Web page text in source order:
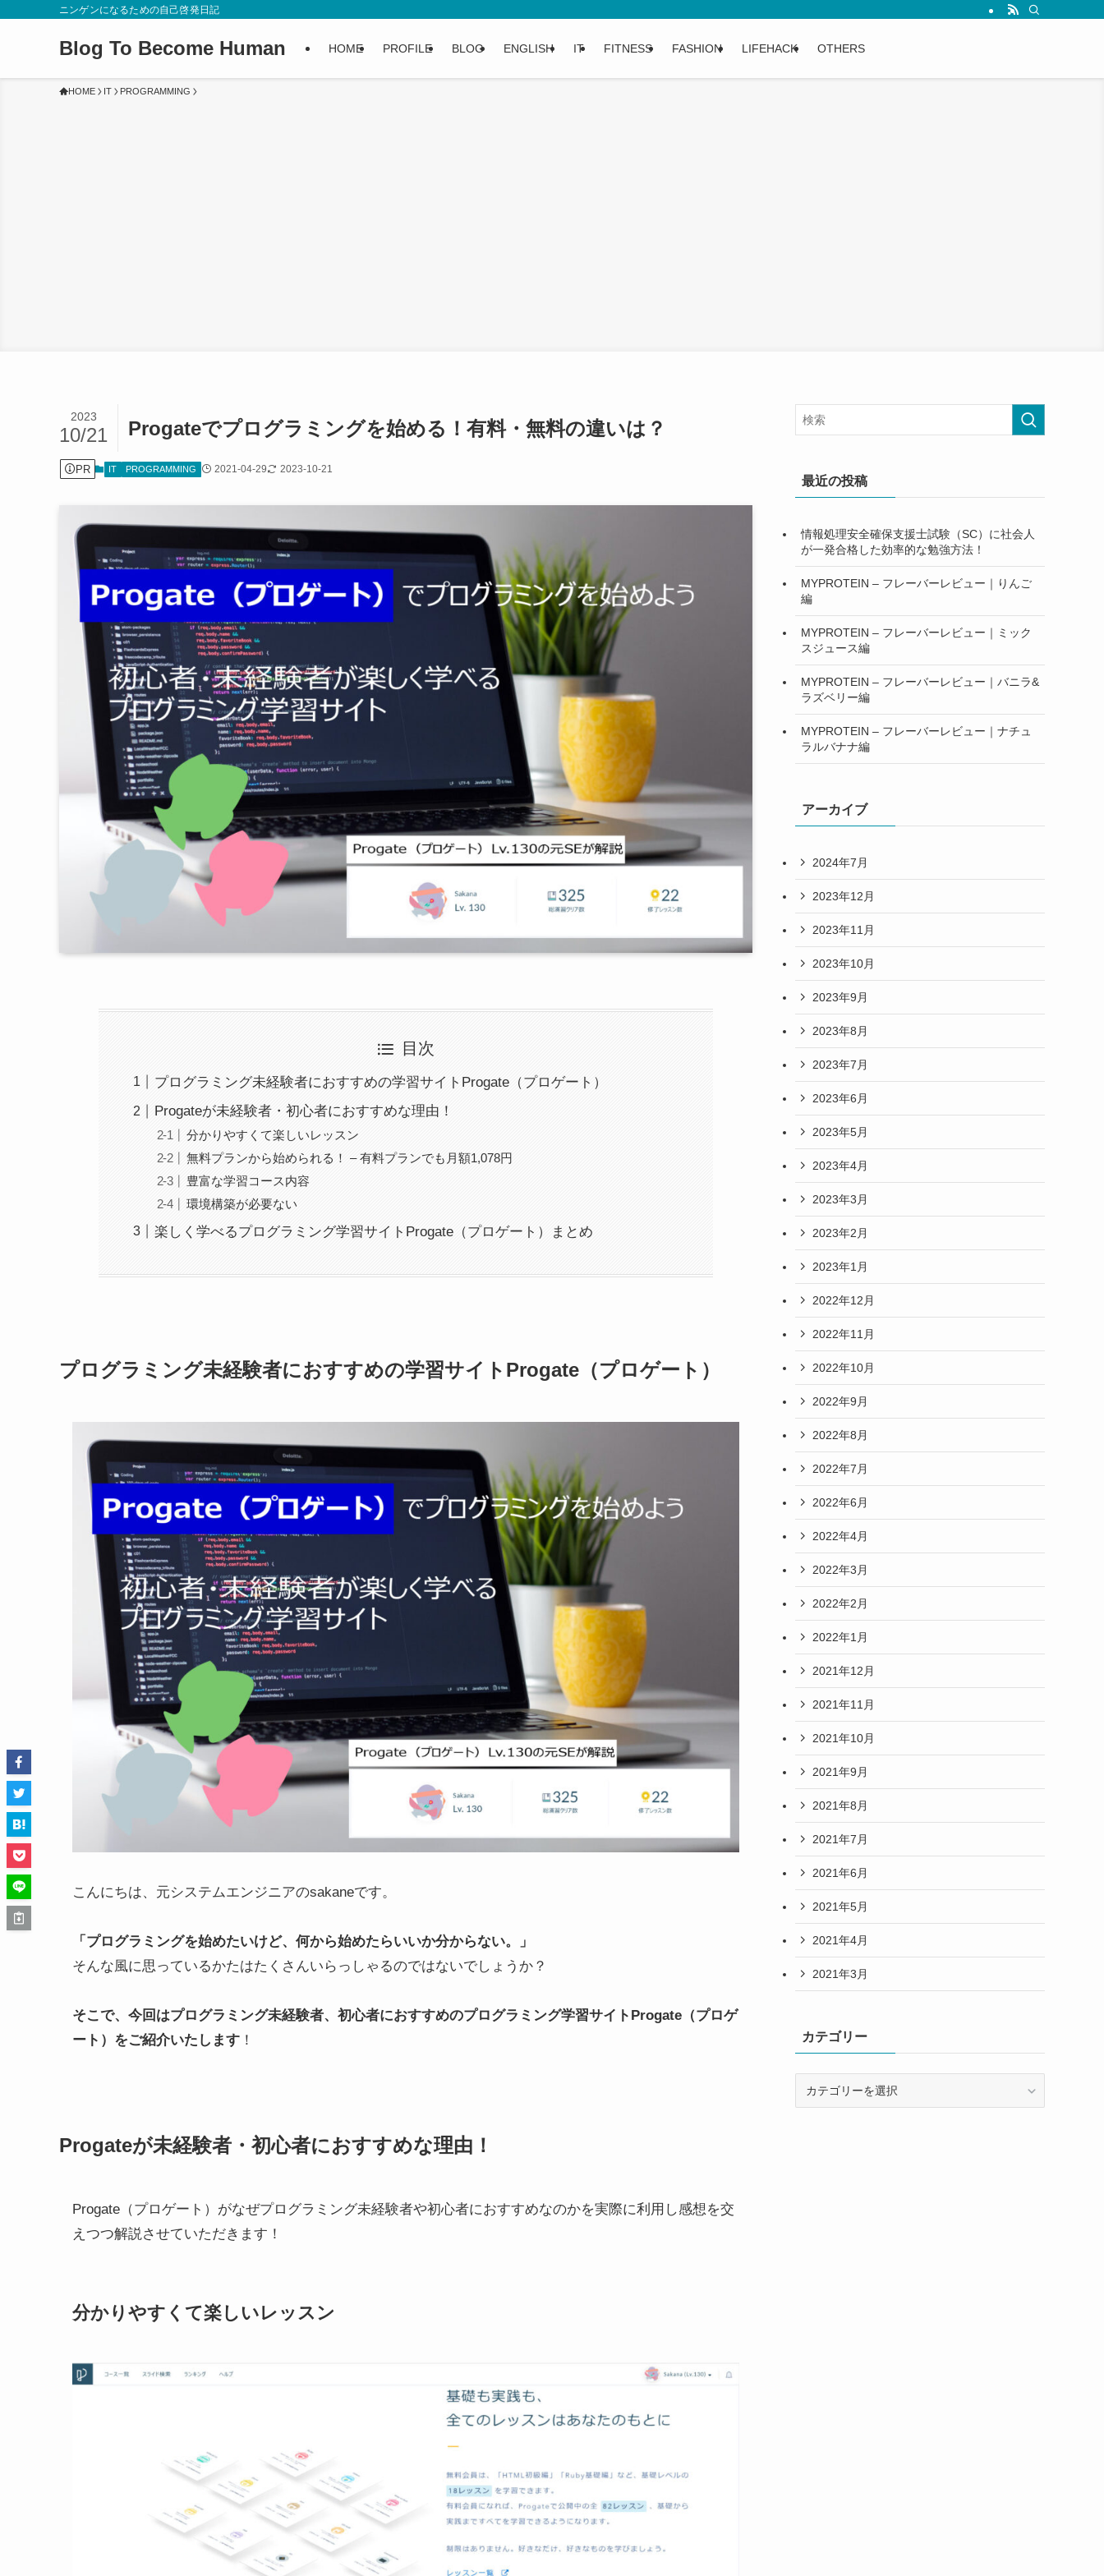
ニンゲンになるための自己啓発日記
Blog To Become Human HOME PROFILE BLOG ENGLISH IT FITNESS FASHION LIFEHACK OTHERS
HOME IT PROGRAMMING
Progateでプログラミングを始める！有料・無料の違いは？
2023
10/21
PR IT PROGRAMMING 2021-04-29 2023-10-21
目次
プログラミング未経験者におすすめの学習サイトProgate（プロゲート）
Progateが未経験者・初心者におすすめな理由！
分かりやすくて楽しいレッスン
無料プランから始められる！ – 有料プランでも月額1,078円
豊富な学習コース内容
環境構築が必要ない
楽しく学べるプログラミング学習サイトProgate（プロゲート）まとめ
プログラミング未経験者におすすめの学習サイトProgate（プロゲート）
こんにちは、元システムエンジニアのsakaneです。
「プログラミングを始めたいけど、何から始めたらいいか分からない。」
そんな風に思っているかたはたくさんいらっしゃるのではないでしょうか？
そこで、今回はプログラミング未経験者、初心者におすすめのプログラミング学習サイトProgate（プロゲ
ート） をご紹介いたします ！
Progateが未経験者・初心者におすすめな理由！
Progate（プロゲート）がなぜプログラミング未経験者や初心者におすすめなのかを実際に利用し感想を交
えつつ解説させていただきます！
分かりやすくて楽しいレッスン
最近の投稿
情報処理安全確保支援士試験（SC）に社会人
が一発合格した効率的な勉強方法！
MYPROTEIN – フレーバーレビュー｜りんご
編
MYPROTEIN – フレーバーレビュー｜ミック
スジュース編
MYPROTEIN – フレーバーレビュー｜バニラ&
ラズベリー編
MYPROTEIN – フレーバーレビュー｜ナチュ
ラルバナナ編
アーカイブ
2024年7月
2023年12月
2023年11月
2023年10月
2023年9月
2023年8月
2023年7月
2023年6月
2023年5月
2023年4月
2023年3月
2023年2月
2023年1月
2022年12月
2022年11月
2022年10月
2022年9月
2022年8月
2022年7月
2022年6月
2022年4月
2022年3月
2022年2月
2022年1月
2021年12月
2021年11月
2021年10月
2021年9月
2021年8月
2021年7月
2021年6月
2021年5月
2021年4月
2021年3月
カテゴリー